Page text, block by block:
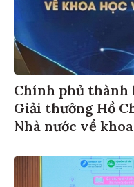
Chính phủ thành
Giải thưởng Hồ
Nhà nước về